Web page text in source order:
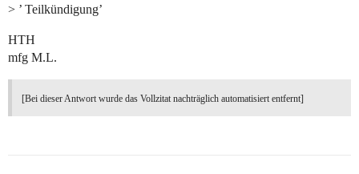
> ’ Teilkündigung’
HTH
mfg M.L.
[Bei dieser Antwort wurde das Vollzitat nachträglich automatisiert entfernt]